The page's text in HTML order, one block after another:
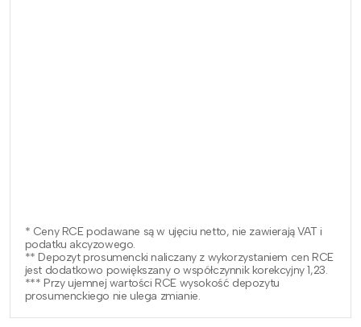
* Ceny RCE podawane są w ujęciu netto, nie zawierają VAT i
podatku akcyzowego.
** Depozyt prosumencki naliczany z wykorzystaniem cen RCE
jest dodatkowo powiększany o współczynnik korekcyjny 1,23.
*** Przy ujemnej wartości RCE wysokość depozytu
prosumenckiego nie ulega zmianie.